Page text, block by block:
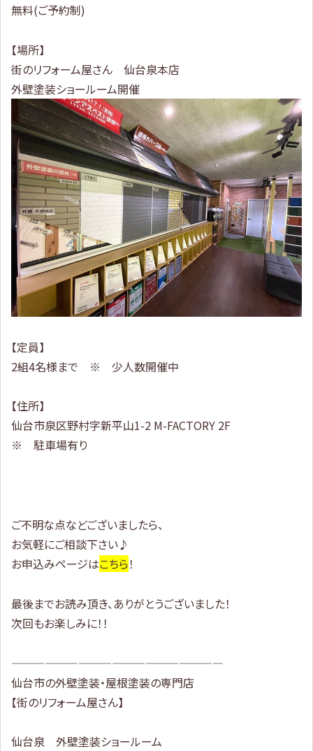
無料(ご予約制)
【場所】
街のリフォーム屋さん 仙台泉本店
外壁塗装ショールーム開催
【定員】
2組4名様まで ※ 少人数開催中
【住所】
仙台市泉区野村字新平山1-2 M-FACTORY 2F
※ 駐車場有り
ご不明な点などございましたら、
お気軽にご相談下さい♪
お申込みページはこちら！
最後までお読み頂き、ありがとうございました！
次回もお楽しみに！！
———————————————————
仙台市の外壁塗装・屋根塗装の専門店
【街のリフォーム屋さん】
仙台泉 外壁塗装ショールーム